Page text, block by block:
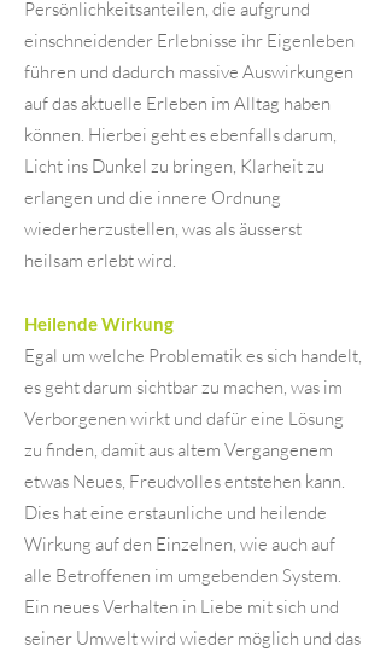
Persönlichkeitsanteilen, die aufgrund
einschneidender Erlebnisse ihr Eigenleben
führen und dadurch massive Auswirkungen
auf das aktuelle Erleben im Alltag haben
können. Hierbei geht es ebenfalls darum,
Licht ins Dunkel zu bringen, Klarheit zu
erlangen und die innere Ordnung
wiederherzustellen, was als äusserst
heilsam erlebt wird.
Heilende Wirkung
Egal um welche Problematik es sich handelt,
es geht darum sichtbar zu machen, was im
Verborgenen wirkt und dafür eine Lösung
zu finden, damit aus altem Vergangenem
etwas Neues, Freudvolles entstehen kann.
Dies hat eine erstaunliche und heilende
Wirkung auf den Einzelnen, wie auch auf
alle Betroffenen im umgebenden System.
Ein neues Verhalten in Liebe mit sich und
seiner Umwelt wird wieder möglich und das